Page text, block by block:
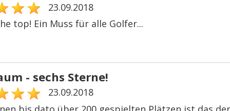
23.09.2018
top! Ein Muss für alle Golfer...
- sechs Sterne!
23.09.2018